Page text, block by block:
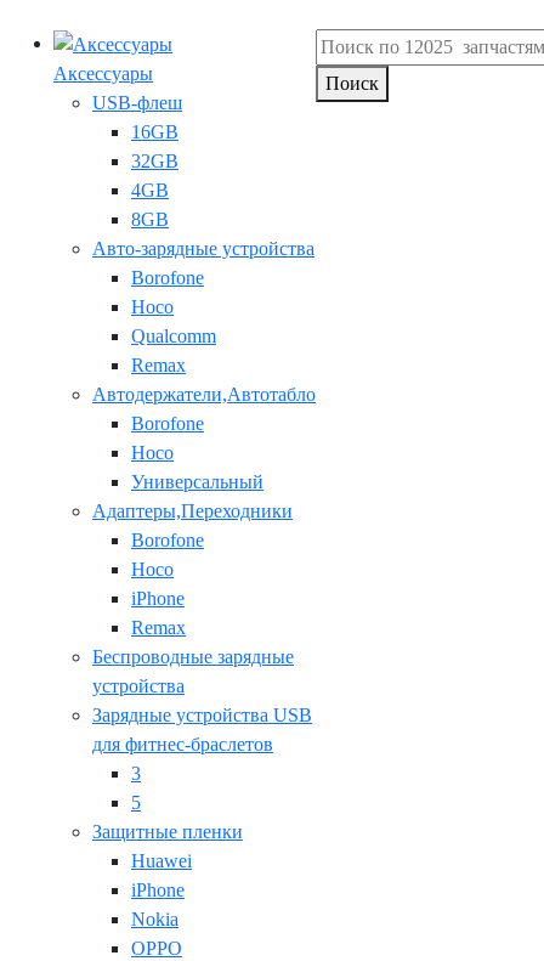
Аксессуары
USB-флеш
16GB
32GB
4GB
8GB
Авто-зарядные устройства
Borofone
Hoco
Qualcomm
Remax
Автодержатели,Автотабло
Borofone
Hoco
Универсальный
Адаптеры,Переходники
Borofone
Hoco
iPhone
Remax
Беспроводные зарядные
устройства
Зарядные устройства USB
для фитнес-браслетов
3
5
Защитные пленки
Huawei
iPhone
Nokia
OPPO
Поиск